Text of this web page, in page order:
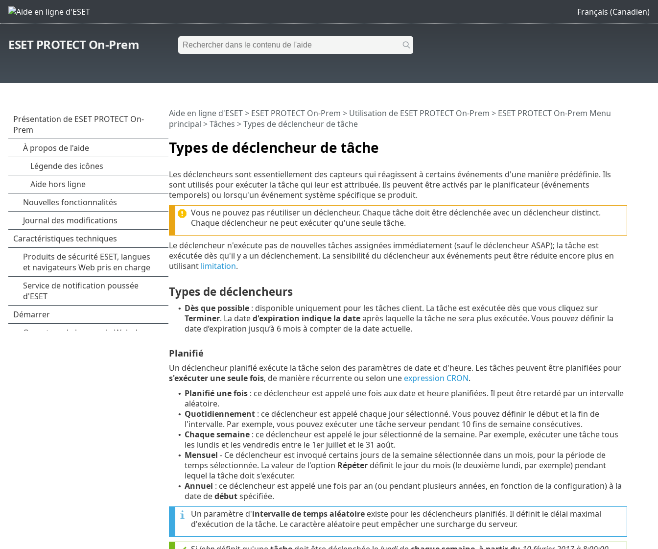
Français (Canadien)
ESET PROTECT On-Prem
Types de déclencheur de tâche
Aide en ligne d'ESET> ESET PROTECT On-Prem > Utilisation de ESET PROTECT On-Prem > ESET PROTECT On-Prem Menu
principal >Tâches > Types de déclencheur de tâche
Les déclencheurs sont essentiellement des capteurs qui réagissent à certains événements d'une manière prédéfinie. Ils
sont utilisés pour exécuter la tâche qui leur est attribuée. Ils peuvent être activés par le planificateur (événements
temporels) ou lorsqu'un événement système spécifique se produit.
Vous ne pouvez pas réutiliser un déclencheur. Chaque tâche doit être déclenchée avec un déclencheur distinct.
Chaque déclencheur ne peut exécuter qu'une seule tâche.
Le déclencheur n'exécute pas de nouvelles tâches assignées immédiatement (sauf le déclencheur ASAP); la tâche est
exécutée dès qu'il y a un déclenchement. La sensibilité du déclencheur aux événements peut être réduite encore plus en
utilisant limitation.
Types de déclencheurs
• Dès que possible: disponible uniquement pour les tâches client. La tâche est exécutée dès que vous cliquez sur
Terminer. La dated'expiration indique la dateaprès laquelle la tâche ne sera plus exécutée. Vous pouvez définir la
date d’expiration jusqu’à 6 mois à compter de la date actuelle.
Planifié
Un déclencheur planifié exécute la tâche selon des paramètres de date et d'heure. Les tâches peuvent être planifiées pour
s'exécuter une seule fois, de manière récurrente ou selon uneexpression CRON.
• Planifié une fois: ce déclencheur est appelé une fois aux date et heure planifiées. Il peut être retardé par un intervalle
aléatoire.
• Quotidiennement: ce déclencheur est appelé chaque jour sélectionné. Vous pouvez définir le début et la fin de
l'intervalle. Par exemple, vous pouvez exécuter une tâche serveur pendant 10 fins de semaine consécutives.
• Chaque semaine: ce déclencheur est appelé le jour sélectionné de la semaine. Par exemple, exécuter une tâche tous
les lundis et les vendredis entre le 1er juillet et le 31 août.
• Mensuel - Ce déclencheur est invoqué certains jours de la semaine sélectionnée dans un mois, pour la période de
temps sélectionnée. La valeur de l'option Répéterdéfinit le jour du mois (le deuxième lundi, par exemple) pendant
lequel la tâche doit s'exécuter.
• Annuel : ce déclencheur est appelé une fois par an (ou pendant plusieurs années, en fonction de la configuration) à la
date dedébutspécifiée.
Un paramètre d'intervalle de temps aléatoireexiste pour les déclencheurs planifiés. Il définit le délai maximal
d'exécution de la tâche. Le caractère aléatoire peut empêcher une surcharge du serveur.